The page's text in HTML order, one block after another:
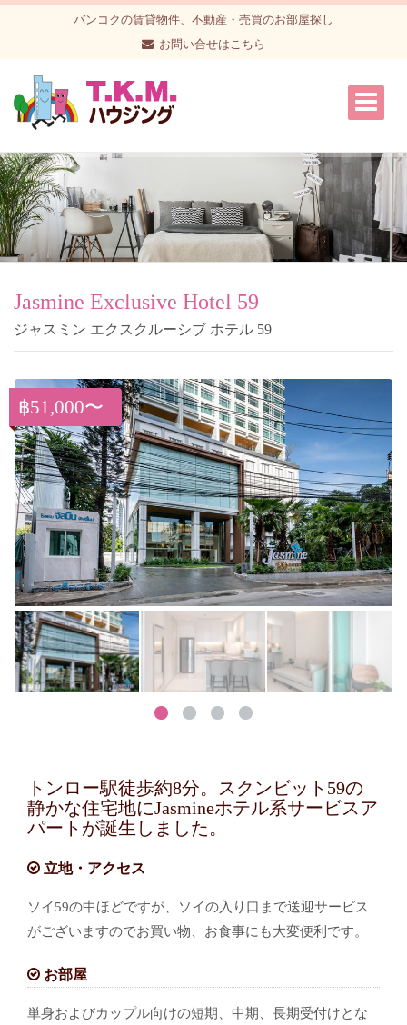
バンコクの賃貸物件、不動産・売買のお部屋探し
お問い合せはこちら
Jasmine Exclusive Hotel 59
ジャスミン エクスクルーシブ ホテル 59
฿51,000〜
トンロー駅徒歩約8分。スクンビット59の
静かな住宅地にJasmineホテル系サービスア
パートが誕生しました。
立地・アクセス
ソイ59の中ほどですが、ソイの入り口まで送迎サービス
がございますのでお買い物、お食事にも大変便利です。
お部屋
単身およびカップル向けの短期、中期、長期受付けとな